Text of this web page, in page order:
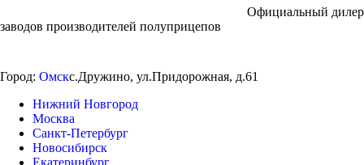
Официальный дилер
заводов производителей полуприцепов
Город: Омскс.Дружино, ул.Придорожная, д.61
Нижний Новгород
Москва
Санкт-Петербург
Новосибирск
Екатеринбург